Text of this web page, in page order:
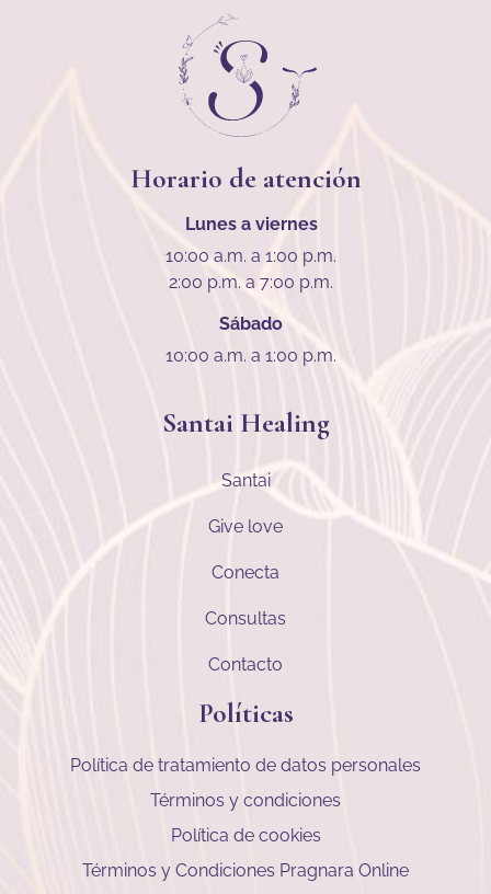
Horario de atención
Lunes a viernes
10:00 a.m. a 1:00 p.m.
2:00 p.m. a 7:00 p.m.
Sábado
10:00 a.m. a 1:00 p.m.
Santai Healing
Santai
Give love
Conecta
Consultas
Contacto
Políticas
Política de tratamiento de datos personales
Términos y condiciones
Política de cookies
Términos y Condiciones Pragnara Online